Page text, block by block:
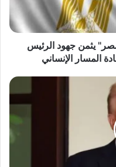
يثمن جهود الرئيس
المسار الإنساني